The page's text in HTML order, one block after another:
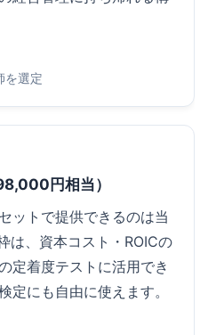
を選定
円相当）
ットで提供できるのは当
は、資本コスト・ROICの
定着度テストに活用でき
定にも自由に使えます。